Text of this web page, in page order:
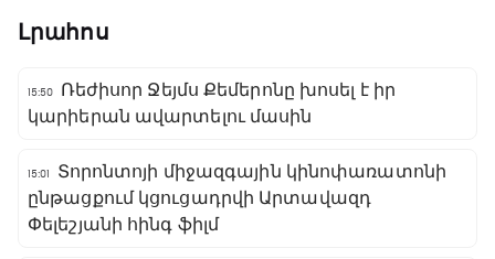
Լրահոս
15:50
Ռեժիսոր Ջեյմս Քեմերոնը խոսել է իր
կարիերան ավարտելու մասին
15:01
Տորոնտոյի միջազգային կինոփառատոնի
ընթացքում կցուցադրվի Արտավազդ
Փելեշյանի հինգ ֆիլմ